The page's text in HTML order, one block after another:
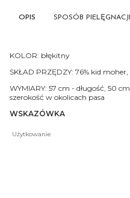
OPIS SPOSÓB PIELĘGNACJI
KOLOR: błękitny
SKŁAD PRZĘDZY: 76% kid moher,
WYMIARY: 57 cm - długość, 50
szerokość w okolicach pasa
WSKAZÓWKA
Użytkowanie